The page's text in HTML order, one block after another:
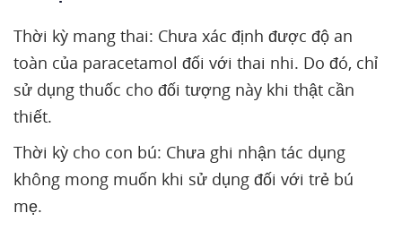
Thời kỳ mang thai: Chưa xác định được độ an
toàn của paracetamol đối với thai nhi. Do đó, chỉ
sử dụng thuốc cho đối tượng này khi thật cần
thiết.
Thời kỳ cho con bú: Chưa ghi nhận tác dụng
không mong muốn khi sử dụng đối với trẻ bú
mẹ.